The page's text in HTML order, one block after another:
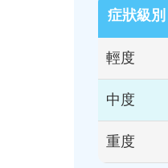
症狀級別
輕度
中度
重度